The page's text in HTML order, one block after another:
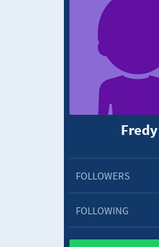
Fredy
FOLLOWERS
FOLLOWING